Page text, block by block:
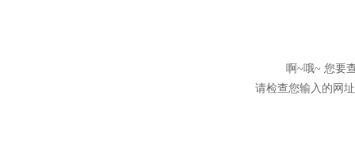
啊~哦~ 您要
请检查您输入的网